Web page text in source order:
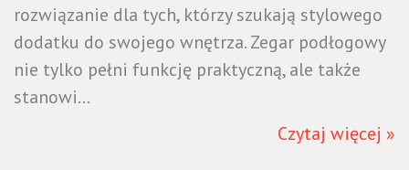
rozwiązanie dla tych, którzy szukają stylowego
dodatku do swojego wnętrza. Zegar podłogowy
nie tylko pełni funkcję praktyczną, ale także
stanowi...
Czytaj więcej »